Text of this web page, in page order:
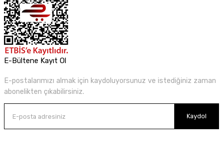
E-Bültene Kayıt Ol
E-postalarımızı almak için kaydoluyorsunuz ve istediğiniz zaman
abonelikten çıkabilirsiniz.
Kaydol